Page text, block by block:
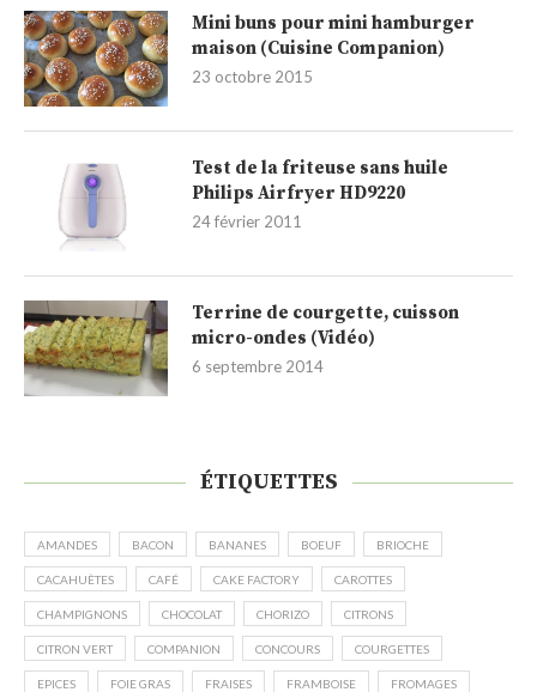
Mini buns pour mini hamburger
maison (Cuisine Companion)
23 octobre 2015
Test de la friteuse sans huile
Philips Airfryer HD9220
24 février 2011
Terrine de courgette, cuisson
micro-ondes (Vidéo)
6 septembre 2014
ÉTIQUETTES
AMANDES BACON BANANES BOEUF BRIOCHE
CACAHUÈTES CAFÉ CAKE FACTORY CAROTTES
CHAMPIGNONS CHOCOLAT CHORIZO CITRONS
CITRON VERT COMPANION CONCOURS COURGETTES
EPICES FOIE GRAS FRAISES FRAMBOISE FROMAGES